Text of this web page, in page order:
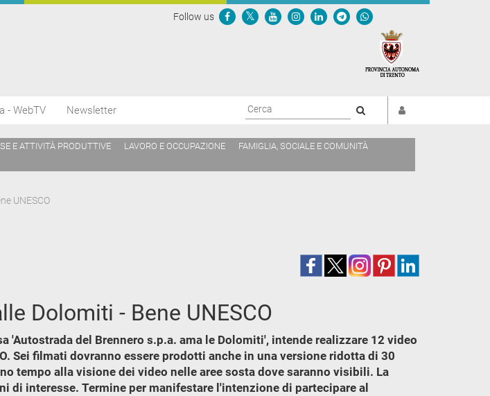
Follow us
- WebTV Newsletter
E ATTIVITÀ PRODUTTIVE LAVORO E OCCUPAZIONE
FAMIGLIA, SOCIALE E COMUNITÀ
UNESCO
Dolomiti - Bene UNESCO
del Brennero s.p.a. ama le Dolomiti', intende realizzare 12 video
Sei filmati dovranno essere prodotti anche in una versione ridotta di 30
tempo alla visione dei video nelle aree sosta dove saranno visibili. La
interesse. Termine per manifestare l'intenzione di partecipare al